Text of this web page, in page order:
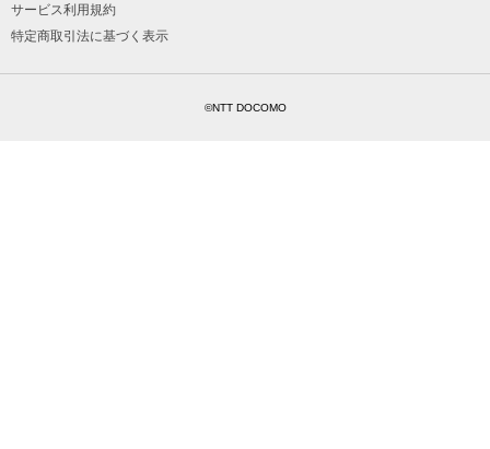
サービス利用規約
特定商取引法に基づく表示
©NTT DOCOMO